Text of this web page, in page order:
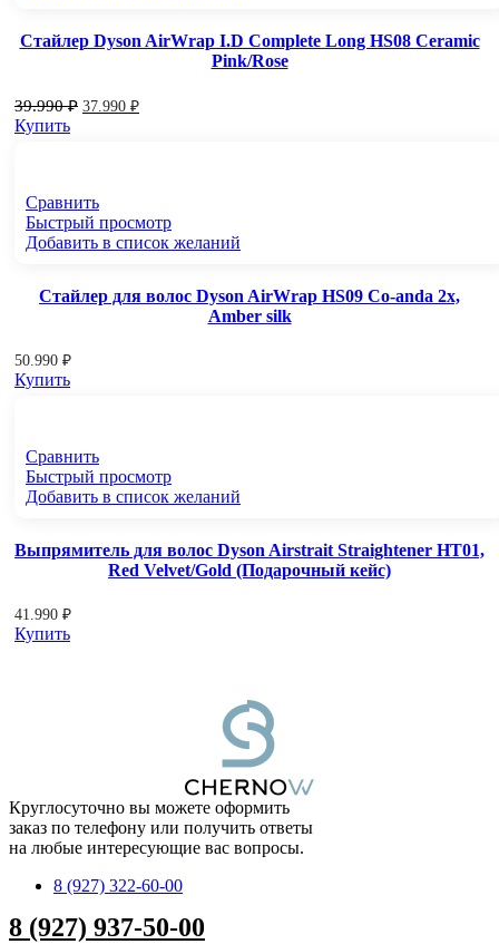
Стайлер Dyson AirWrap I.D Complete Long HS08 Ceramic
Pink/Rose
39.990₽ 37.990 ₽
Купить
Сравнить
Быстрый просмотр
Добавить в список желаний
Стайлер для волос Dyson AirWrap HS09 Co-anda 2x,
Amber silk
50.990 ₽
Купить
Сравнить
Быстрый просмотр
Добавить в список желаний
Выпрямитель для волос Dyson Airstrait Straightener HT01,
Red Velvet/Gold (Подарочный кейс)
41.990 ₽
Купить
Круглосуточно вы можете оформить
заказ по телефону или получить ответы
на любые интересующие вас вопросы.
8 (927) 322-60-00
8 (927) 937-50-00